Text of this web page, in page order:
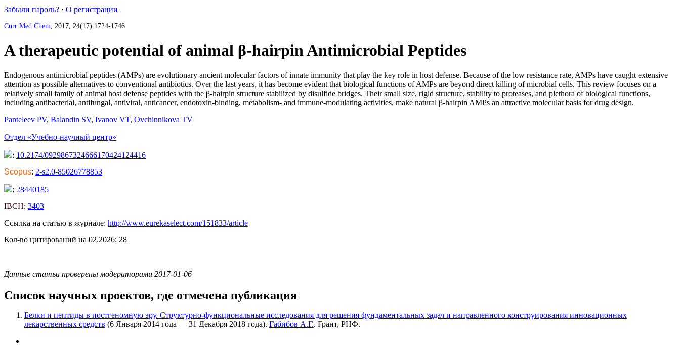
Забыли пароль? · О регистрации
Curr Med Chem , 2017, 24(17):1724-1746
A therapeutic potential of animal β-hairpin Antimicrobial Peptides
Endogenous antimicrobial peptides (AMPs) are evolutionary ancient molecular factors of innate immunity that play the key role in host defense. Because of the low resistance rate, AMPs have caught extensive
attention as possible alternatives to conventional antibiotics. Over the last years, it has become evident that biological functions of AMPs are beyond direct killing of microbial cells. This review focuses on a
relatively small family of animal host defense peptides with the β-hairpin structure stabilized by disulfide bridges. Their small size, rigid structure, stability to proteases, and plethora of biological functions,
including antibacterial, antifungal, antiviral, anticancer, endotoxin-binding, metabolism- and immune-modulating activities, make natural β-hairpin AMPs an attractive molecular basis for drug design.
Panteleev PV, Balandin SV, Ivanov VT, Ovchinnikova TV
Отдел «Учебно-научный центр»
: 10.2174/0929867324666170424124416
Scopus: 2-s2.0-85026778853
: 28440185
IBCH: 3403
Ссылка на статью в журнале: http://www.eurekaselect.com/151833/article
Кол-во цитирований на 02.2026: 28
Данные статьи проверены модераторами 2017-01-06
Список научных проектов, где отмечена публикация
Белки и пептиды в постгеномную эру. Структурно-функциональные исследования для решения фундаментальных задач и направленного конструирования инновационных
лекарственных средств (6 Января 2014 года — 31 Декабря 2018 года). Габибов А.Г.. Грант, РНФ.